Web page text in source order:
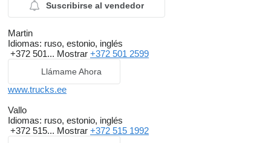
Suscribirse al vendedor
Martin
Idiomas: ruso, estonio, inglés
+372 501... Mostrar +372 501 2599
Llámame Ahora
www.trucks.ee
Vallo
Idiomas: ruso, estonio, inglés
+372 515... Mostrar +372 515 1992